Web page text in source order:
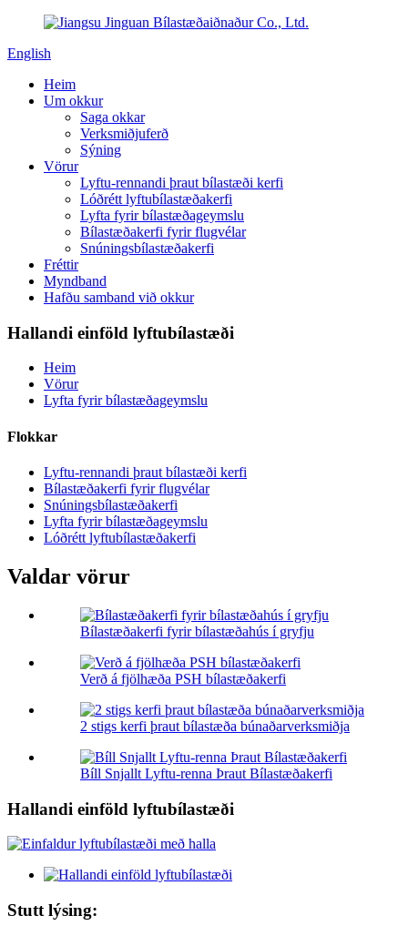
English
Heim
Um okkur
Saga okkar
Verksmiðjuferð
Sýning
Vörur
Lyftu-rennandi þraut bílastæði kerfi
Lóðrétt lyftubílastæðakerfi
Lyfta fyrir bílastæðageymslu
Bílastæðakerfi fyrir flugvélar
Snúningsbílastæðakerfi
Fréttir
Myndband
Hafðu samband við okkur
Hallandi einföld lyftubílastæði
Heim
Vörur
Lyfta fyrir bílastæðageymslu
Flokkar
Lyftu-rennandi þraut bílastæði kerfi
Bílastæðakerfi fyrir flugvélar
Snúningsbílastæðakerfi
Lyfta fyrir bílastæðageymslu
Lóðrétt lyftubílastæðakerfi
Valdar vörur
Bílastæðakerfi fyrir bílastæðahús í gryfju
Verð á fjölhæða PSH bílastæðakerfi
2 stigs kerfi þraut bílastæða búnaðarverksmiðja
Bíll Snjallt Lyftu-renna Þraut Bílastæðakerfi
Hallandi einföld lyftubílastæði
Stutt lýsing: